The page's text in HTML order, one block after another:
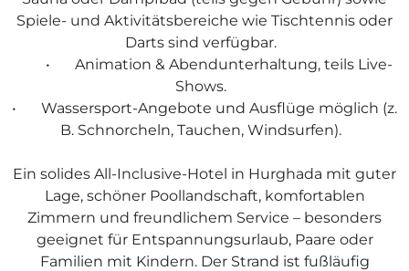
Spiele- und Aktivitätsbereiche wie Tischtennis oder
Darts sind verfügbar.
•
Animation & Abendunterhaltung, teils Live-
Shows.
•
Wassersport-Angebote und Ausflüge möglich (z.
B. Schnorcheln, Tauchen, Windsurfen).
Ein solides All-Inclusive-Hotel in Hurghada mit guter
Lage, schöner Poollandschaft, komfortablen
Zimmern und freundlichem Service – besonders
geeignet für Entspannungsurlaub, Paare oder
Familien mit Kindern. Der Strand ist fußläufig